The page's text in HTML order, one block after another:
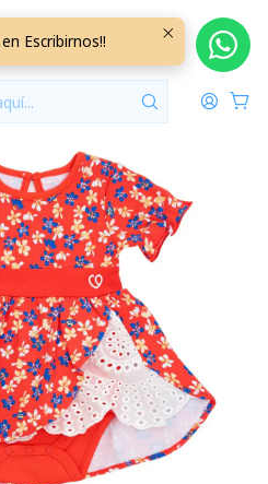
Meses 12/18 Meses Niña
Niña Bambino 12/18 Meses
Escribirnos!!